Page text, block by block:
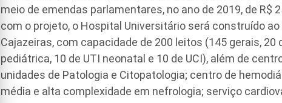
meio de emendas parlamentares, no ano de 2019, de R$
com o projeto, o Hospital Universitário será construído ao
Cajazeiras, com capacidade de 200 leitos (145 gerais, 20
pediátrica, 10 de UTI neonatal e 10 de UCI), além de
unidades de Patologia e Citopatologia; centro de
média e alta complexidade em nefrologia; serviço